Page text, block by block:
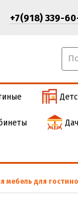
+7(918) 339-
мебель для